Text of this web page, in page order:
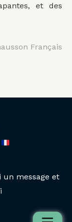
et des
Français
un message et